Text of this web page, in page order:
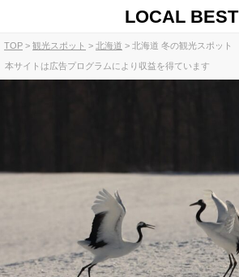
LOCAL BEST
TOP 観光スポット 北海道 北海道 冬の観光スポット
本サイトは広告プログラムにより収益を得ています